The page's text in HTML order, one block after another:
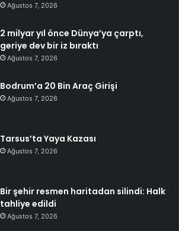
Ağustos 7, 2026
2 milyar yıl önce Dünya’ya çarptı,
geriye dev bir iz bıraktı
Ağustos 7, 2026
Bodrum’a 20 Bin Araç Girişi
Ağustos 7, 2026
Tarsus’ta Yaya Kazası
Ağustos 7, 2026
Bir şehir resmen haritadan silindi: Halk
tahliye edildi
Ağustos 7, 2026